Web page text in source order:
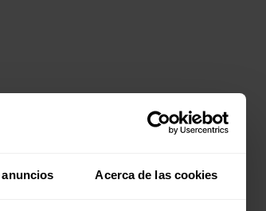
Acerca de las cookies